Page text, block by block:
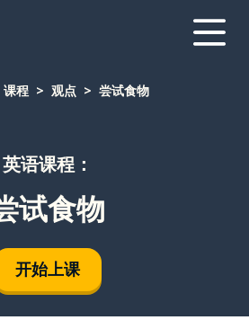
课程 观点 尝试食物
英语课程：
试食物
开始上课